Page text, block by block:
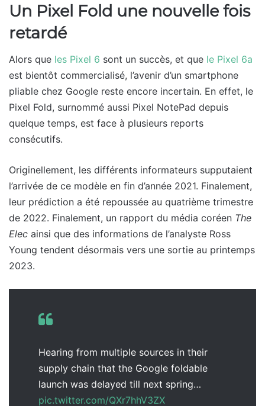
Un Pixel Fold une nouvelle fois
retardé
Alors que les Pixel 6 sont un succès, et que le Pixel 6a
est bientôt commercialisé, l’avenir d’un smartphone
pliable chez Google reste encore incertain. En effet, le
Pixel Fold, surnommé aussi Pixel NotePad depuis
quelque temps, est face à plusieurs reports
consécutifs.
Originellement, les différents informateurs supputaient
l’arrivée de ce modèle en fin d’année 2021. Finalement,
leur prédiction a été repoussée au quatrième trimestre
de 2022. Finalement, un rapport du média coréen The
Elec ainsi que des informations de l’analyste Ross
Young tendent désormais vers une sortie au printemps
2023.
Hearing from multiple sources in their
supply chain that the Google foldable
launch was delayed till next spring…
pic.twitter.com/QXr7hhV3ZX